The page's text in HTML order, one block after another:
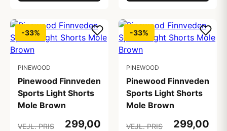
-33%
PINEWOOD
Pinewood Finnveden
Sports Light Shorts
Mole Brown
VEJL. PRIS
299,00
-33%
PINEWOOD
Pinewood Finnveden
Sports Light Shorts
Mole Brown
VEJL. PRIS
299,00